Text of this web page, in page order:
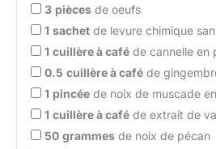
3 pièces de oeufs
1 sachet de levure chimique
1 cuillère à café de cannelle en
0.5 cuillère à café de
1 pincée de noix de muscade
1 cuillère à café de extrait de
50 grammes de noix de pécan